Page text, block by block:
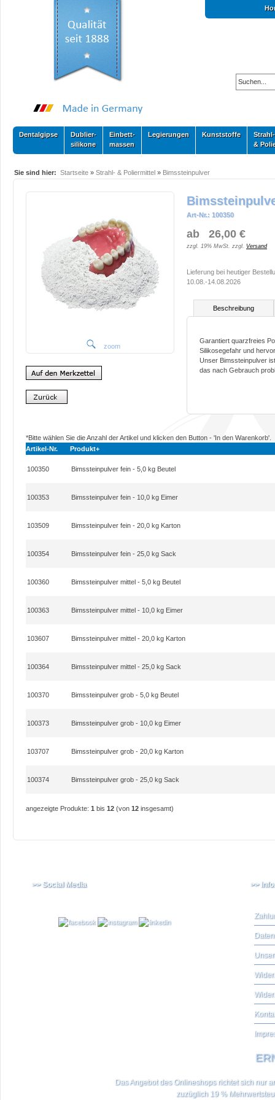
Dentalgipse
Dublier-
silikone
Einbett-
massen
Legierungen Kunststoffe
Strahl-
&
Sie sind hier: Startseite » Strahl- & Poliermittel » Bimssteinpulver
zoom
Art-Nr.: 100350
ab 26,00 €
zzgl. 19% MwSt. zzgl. Versand
Lieferung bei heutiger
10.08.-14.08.2026
Beschreibung
Garantiert quarzfreies
Silikosegefahr und
Unser Bimssteinpulver
das nach Gebrauch
*Bitte wählen Sie die Anzahl der Artikel und klicken den Button - 'In den Warenkorb'.
Artikel-Nr.
Produkt+
100350 Bimssteinpulver fein - 5,0 kg Beutel
100353 Bimssteinpulver fein - 10,0 kg Eimer
103509 Bimssteinpulver fein - 20,0 kg Karton
100354 Bimssteinpulver fein - 25,0 kg Sack
100360 Bimssteinpulver mittel - 5,0 kg Beutel
100363 Bimssteinpulver mittel - 10,0 kg Eimer
103607 Bimssteinpulver mittel - 20,0 kg Karton
100364 Bimssteinpulver mittel - 25,0 kg Sack
100370 Bimssteinpulver grob - 5,0 kg Beutel
100373 Bimssteinpulver grob - 10,0 kg Eimer
103707 Bimssteinpulver grob - 20,0 kg Karton
100374 Bimssteinpulver grob - 25,0 kg Sack
angezeigte Produkte: 1 bis 12 (von 12 insgesamt)
>> Social Media >>
Das Angebot des Onlineshops richtet sich nur
zuzüglich 19 %